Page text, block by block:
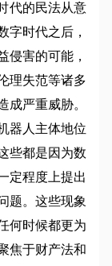
代的民法从意
字时代之后，
侵害的可能，
理失范等诸多
成严重威胁。
器人主体地位
些都是因为数
定程度上提出
题。这些现象
何时候都更为
焦于财产法和